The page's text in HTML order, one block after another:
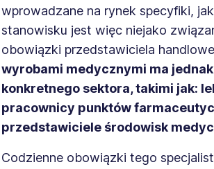
wprowadzane na rynek specyfiki,
stanowisku jest więc niejako
obowiązki przedstawiciela
wyrobami medycznymi ma
konkretnego sektora, takimi jak:
pracownicy punktów
przedstawiciele środowisk
Codzienne obowiązki tego